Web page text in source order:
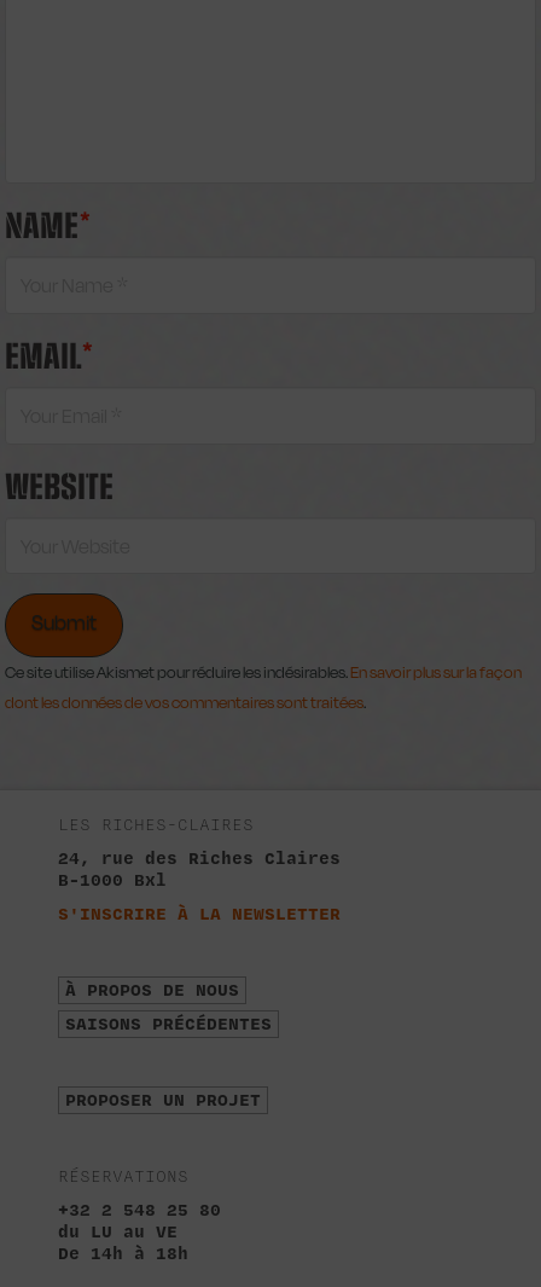
NAME*
EMAIL*
WEBSITE
Ce site utilise Akismet pour réduire les indésirables. En savoir plus sur la façon
dont les données de vos commentaires sont traitées
LES RICHES-CLAIRES
24, rue des Riches Claires
B-1000 Bxl
S'INSCRIRE À LA NEWSLETTER
À PROPOS DE NOUS
SAISONS PRÉCÉDENTES
PROPOSER UN PROJET
RÉSERVATIONS
+32 2 548 25 80
du LU au VE
De 14h à 18h